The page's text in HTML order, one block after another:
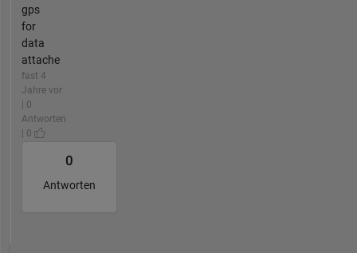
gps
for
data
attache
fast 4
Jahre vor
| 0
Antworten
| 0
0
Antworten